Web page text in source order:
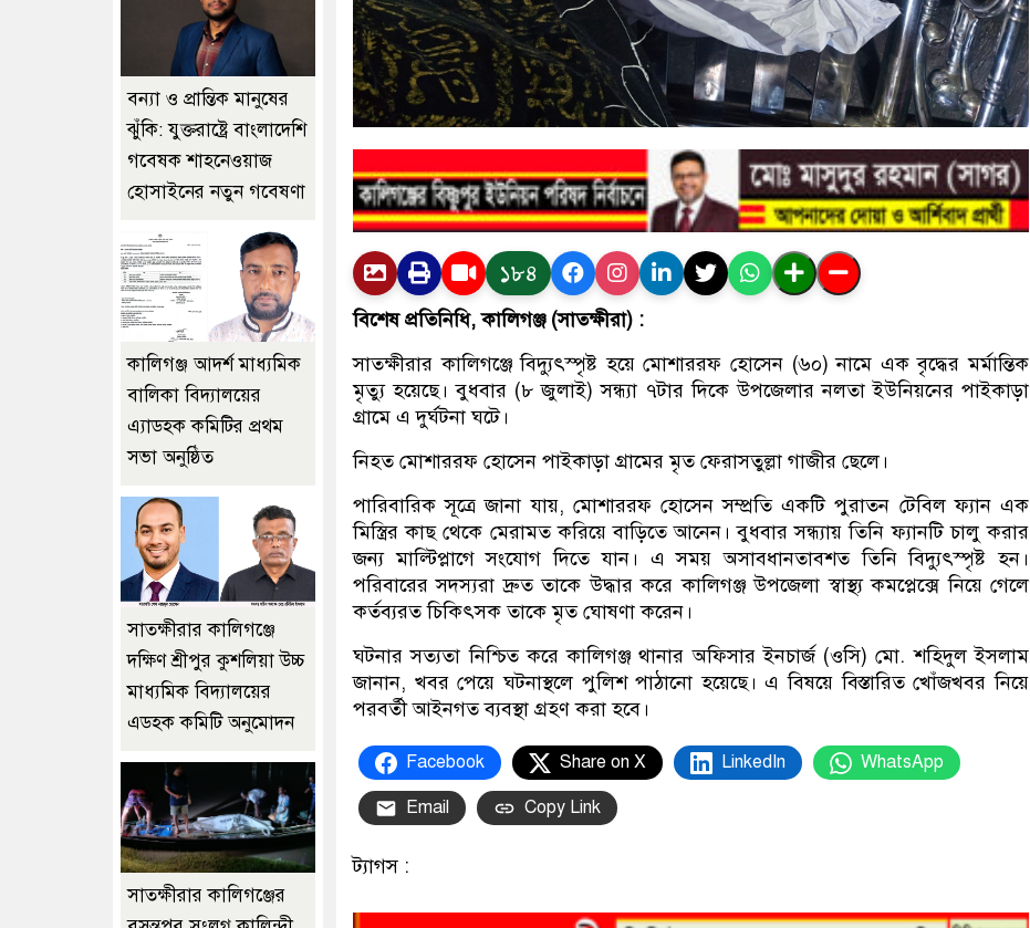
১৮৪
বিশেষ প্রতিনিধি, কালিগঞ্জ (সাতক্ষীরা) :
সাতক্ষীরার কালিগঞ্জে বিদ্যুৎস্পৃষ্ট হয়ে মোশাররফ হোসেন (৬০) নামে এক বৃদ্ধের মর্মান্তিক
মৃত্যু হয়েছে। বুধবার (৮ জুলাই) সন্ধ্যা ৭টার দিকে উপজেলার নলতা ইউনিয়নের পাইকাড়া
গ্রামে এ দুর্ঘটনা ঘটে।
নিহত মোশাররফ হোসেন পাইকাড়া গ্রামের মৃত ফেরাসতুল্লা গাজীর ছেলে।
পারিবারিক সূত্রে জানা যায়, মোশাররফ হোসেন সম্প্রতি একটি পুরাতন টেবিল ফ্যান এক
মিস্ত্রির কাছ থেকে মেরামত করিয়ে বাড়িতে আনেন। বুধবার সন্ধ্যায় তিনি ফ্যানটি চালু করার
জন্য মাল্টিপ্লাগে সংযোগ দিতে যান। এ সময় অসাবধানতাবশত তিনি বিদ্যুৎস্পৃষ্ট হন।
পরিবারের সদস্যরা দ্রুত তাকে উদ্ধার করে কালিগঞ্জ উপজেলা স্বাস্থ্য কমপ্লেক্সে নিয়ে গেলে
কর্তব্যরত চিকিৎসক তাকে মৃত ঘোষণা করেন।
ঘটনার সত্যতা নিশ্চিত করে কালিগঞ্জ থানার অফিসার ইনচার্জ (ওসি) মো. শহিদুল ইসলাম
জানান, খবর পেয়ে ঘটনাস্থলে পুলিশ পাঠানো হয়েছে। এ বিষয়ে বিস্তারিত খোঁজখবর নিয়ে
পরবর্তী আইনগত ব্যবস্থা গ্রহণ করা হবে।
Facebook Share on X LinkedIn WhatsApp
Email Copy Link
ট্যাগস :
বন্যা ও প্রান্তিক মানুষের
ঝুঁকি: যুক্তরাষ্ট্রে বাংলাদেশি
গবেষক শাহনেওয়াজ
হোসাইনের নতুন গবেষণা
কালিগঞ্জ আদর্শ মাধ্যমিক
বালিকা বিদ্যালয়ের
এ্যাডহক কমিটির প্রথম
সভা অনুষ্ঠিত
সাতক্ষীরার কালিগঞ্জে
দক্ষিণ শ্রীপুর কুশলিয়া উচ্চ
মাধ্যমিক বিদ্যালয়ের
এডহক কমিটি অনুমোদন
সাতক্ষীরার কালিগঞ্জের